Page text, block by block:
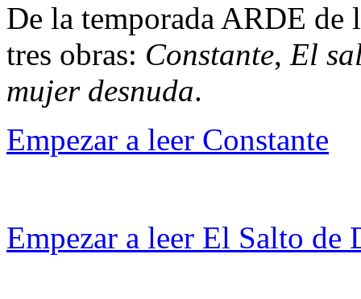
De la temporada ARDE de
tres obras: Constante, El
mujer desnuda.
Empezar a leer Constante
Empezar a leer El Salto de